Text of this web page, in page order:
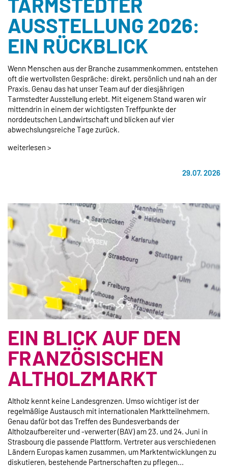
AUSSTELLUNG 2026:
EIN RÜCKBLICK
Wenn Menschen aus der Branche zusammenkommen, entstehen
oft die wertvollsten Gespräche: direkt, persönlich und nah an der
Praxis. Genau das hat unser Team auf der diesjährigen
Tarmstedter Ausstellung erlebt. Mit eigenem Stand waren wir
mittendrin in einem der wichtigsten Treffpunkte der
norddeutschen Landwirtschaft und blicken auf vier
abwechslungsreiche Tage zurück.
weiterlesen >
29.07. 2026
EIN BLICK AUF DEN
FRANZÖSISCHEN
ALTHOLZMARKT
Altholz kennt keine Landesgrenzen. Umso wichtiger ist der
regelmäßige Austausch mit internationalen Marktteilnehmern.
Genau dafür bot das Treffen des Bundesverbands der
Altholzaufbereiter und -verwerter (BAV) am 23. und 24. Juni in
Strasbourg die passende Plattform. Vertreter aus verschiedenen
Ländern Europas kamen zusammen, um Marktentwicklungen zu
diskutieren, bestehende Partnerschaften zu pflegen...